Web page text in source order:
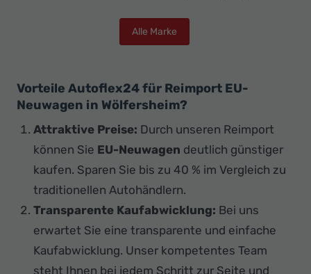
Alle Marke
Vorteile Autoflex24 für Reimport EU-
Neuwagen in Wölfersheim?
Attraktive Preise: Durch unseren Reimport
können Sie EU-Neuwagen deutlich günstiger
kaufen. Sparen Sie bis zu 40 % im Vergleich zu
traditionellen Autohändlern.
Transparente Kaufabwicklung: Bei uns
erwartet Sie eine transparente und einfache
Kaufabwicklung. Unser kompetentes Team
steht Ihnen bei jedem Schritt zur Seite und